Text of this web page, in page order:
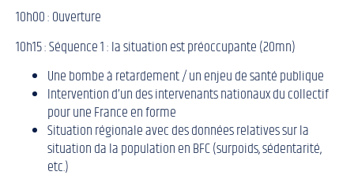
10h00 : Ouverture
10h15 : Séquence 1 : la situation est préoccupante (20mn)
Une bombe à retardement / un enjeu de santé publique
Intervention d’un des intervenants nationaux du collectif
pour une France en forme
Situation régionale avec des données relatives sur la
situation da la population en BFC (surpoids, sédentarité,
etc.)